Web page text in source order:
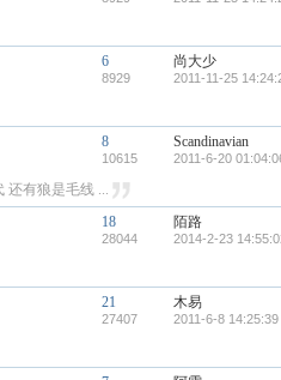
6
8929
尚大少
2011-11-25
8
10615
Scandinavian
2011-6-20
有狼是毛线 ...
18
28044
陌路
2014-2-23
21
27407
木易
2011-6-8 14:25:39